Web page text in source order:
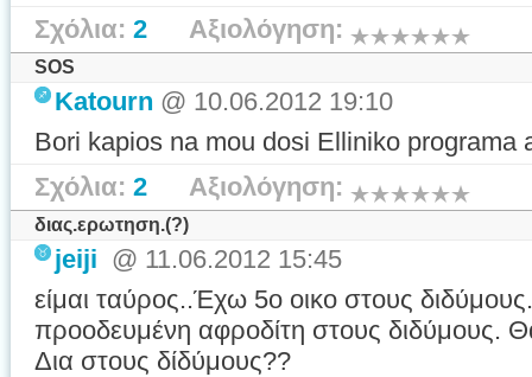
Σχόλια: 2 Αξιολόγηση:
SOS
Katourn @ 10.06.2012 19:10
Bori kapios na mou dosi Elliniko programa
Σχόλια: 2 Αξιολόγηση:
διας.ερωτηση.(?)
jeiji @ 11.06.2012 15:45
είμαι ταύρος..Έχω 5ο οικο στους
προοδευμένη αφροδίτη στους διδύμους.
Δια στους δίδύμους??